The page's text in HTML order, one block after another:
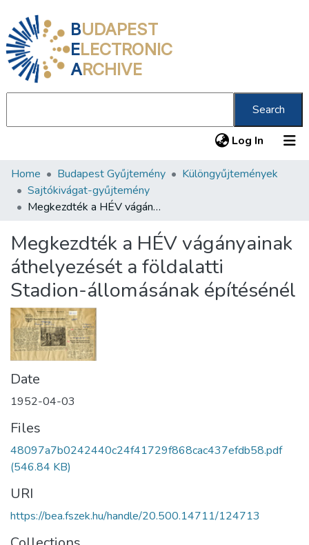
BUDAPEST
ELECTRONIC
ARCHIVE
Search
Log In (current)
Communities & Collections
All of DSpace
About us
Home Budapest Gyűjtemény
Különgyűjtemények
Sajtókivágat-gyűjtemény
Megkezdték a HÉV vágányainak áthelyezését a földalatti Stadion-állomásának építésénél
Megkezdték a HÉV vágányainak
áthelyezését a földalatti
Stadion-állomásának építésénél
Date
1952-04-03
Files
48097a7b0242440c24f41729f868cac437efdb58.pdf
(546.84 KB)
URI
https://bea.fszek.hu/handle/20.500.14711/124713